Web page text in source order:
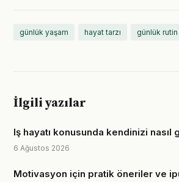
günlük yaşam hayat tarzı günlük rutin
İlgili yazılar
Iş hayatı konusunda kendinizi
6 Ağustos 2026
Motivasyon için pratik öneriler ve